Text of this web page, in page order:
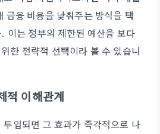
금융 비용을 낮춰주는 방식을 택
이는 정부의 제한된 예산을 보다
한 전략적 선택이라 볼 수 있습니
적 이해관계
입되면 그 효과가 즉각적으로 나